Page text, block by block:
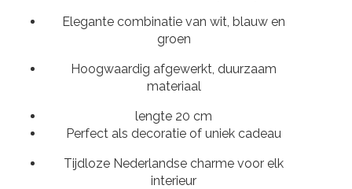
Elegante combinatie van wit, blauw en
groen
Hoogwaardig afgewerkt, duurzaam
materiaal
lengte 20 cm
Perfect als decoratie of uniek cadeau
Tijdloze Nederlandse charme voor elk
interieur